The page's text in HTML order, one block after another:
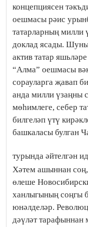
концепциясен
оешмасы рәис
татарларның милли
доклад ясады.
актив татар
“Алма” оешмасы
сорауларга җавап
анда милли үзаңны
мөһимлеге, себер
билгеләп үтү
башкаласы булган
турында әйтелгән
Хәтем ашыннан
өлеше
ханлыгының соңгы
юнәлделәр.
дәүләт тарафыннан